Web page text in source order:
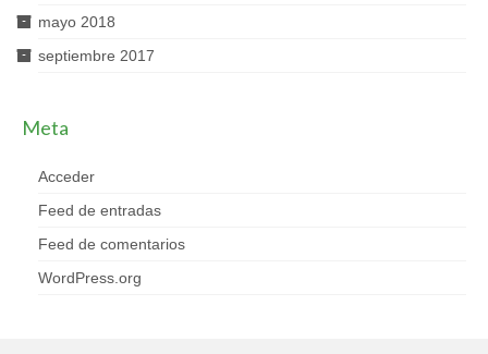
mayo 2018
septiembre 2017
Meta
Acceder
Feed de entradas
Feed de comentarios
WordPress.org